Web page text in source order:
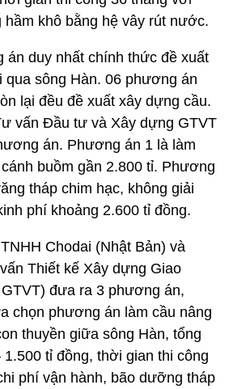
hầm khô bằng hệ vây rút nước.
duy nhất chính thức đề xuất
qua sông Hàn. 06 phương án
lại đều đề xuất xây dựng cầu.
vấn Đầu tư và Xây dựng GTVT
án. Phương án 1 là làm
buồm gần 2.800 tỉ. Phương
tháp chim hạc, không giải
phí khoảng 2.600 tỉ đồng.
Chodai (Nhật Bản) và
Thiết kế Xây dựng Giao
đưa ra 3 phương án,
chọn phương án làm cầu nâng
thuyền giữa sông Hàn, tổng
tỉ đồng, thời gian thi công
phí vận hành, bão dưỡng tháp